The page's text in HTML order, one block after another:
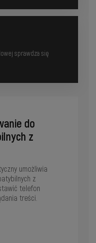
sprawdza się
do
z
umożliwia
z
telefon
treści.